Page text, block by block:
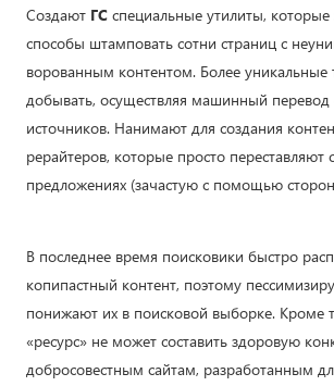
Создают ГС специальные утилиты,
способы штамповать сотни страниц с
ворованным контентом. Более
добывать, осуществляя машинный перевод
источников. Нанимают для создания
рерайтеров, которые просто переставляют
предложениях (зачастую с помощью
В последнее время поисковики быстро
копипастный контент, поэтому
понижают их в поисковой выборке. Кроме
«ресурс» не может составить здоровую
добросовестным сайтам, разработанным